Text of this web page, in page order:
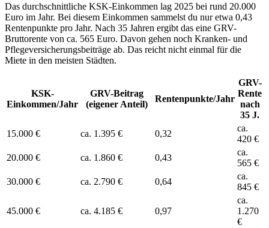
Das durchschnittliche KSK-Einkommen lag 2025 bei rund 20.000
Euro im Jahr. Bei diesem Einkommen sammelst du nur etwa 0,43
Rentenpunkte pro Jahr. Nach 35 Jahren ergibt das eine GRV-
Bruttorente von ca. 565 Euro. Davon gehen noch Kranken- und
Pflegeversicherungsbeiträge ab. Das reicht nicht einmal für die
Miete in den meisten Städten.
KSK-
Einkommen/Jahr
GRV-Beitrag
(eigener Anteil)
Rentenpunkte/Jahr
GRV-
Rente
nach
35 J.
15.000 €
ca. 1.395 € 0,32
ca.
420 €
20.000 €
ca. 1.860 € 0,43
ca.
565 €
30.000 €
ca. 2.790 € 0,64
ca.
845 €
45.000 € ca. 4.185 € 0,97
ca.
1.270
€